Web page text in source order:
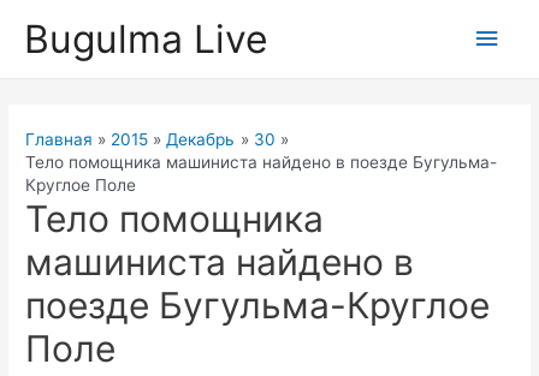
Bugulma Live
Главная 2015 Декабрь
30
Тело помощника машиниста найдено в поезде Бугульма-
Круглое Поле
Тело помощника
машиниста найдено в
поезде Бугульма-Круглое
Поле